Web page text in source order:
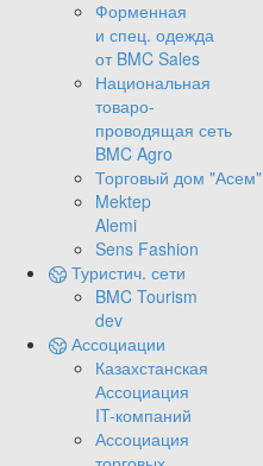
Форменная
и спец. одежда
от BMC Sales
Национальная
товаро-
проводящая сеть
BMC Agro
Торговый дом "Асем"
Mektep
Alemi
Sens Fashion
Туристич. сети
BMC Tourism
dev
Ассоциации
Казахстанская
Ассоциация
IT-компаний
Ассоциация